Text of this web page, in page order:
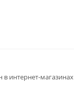
в интернет-магазинах